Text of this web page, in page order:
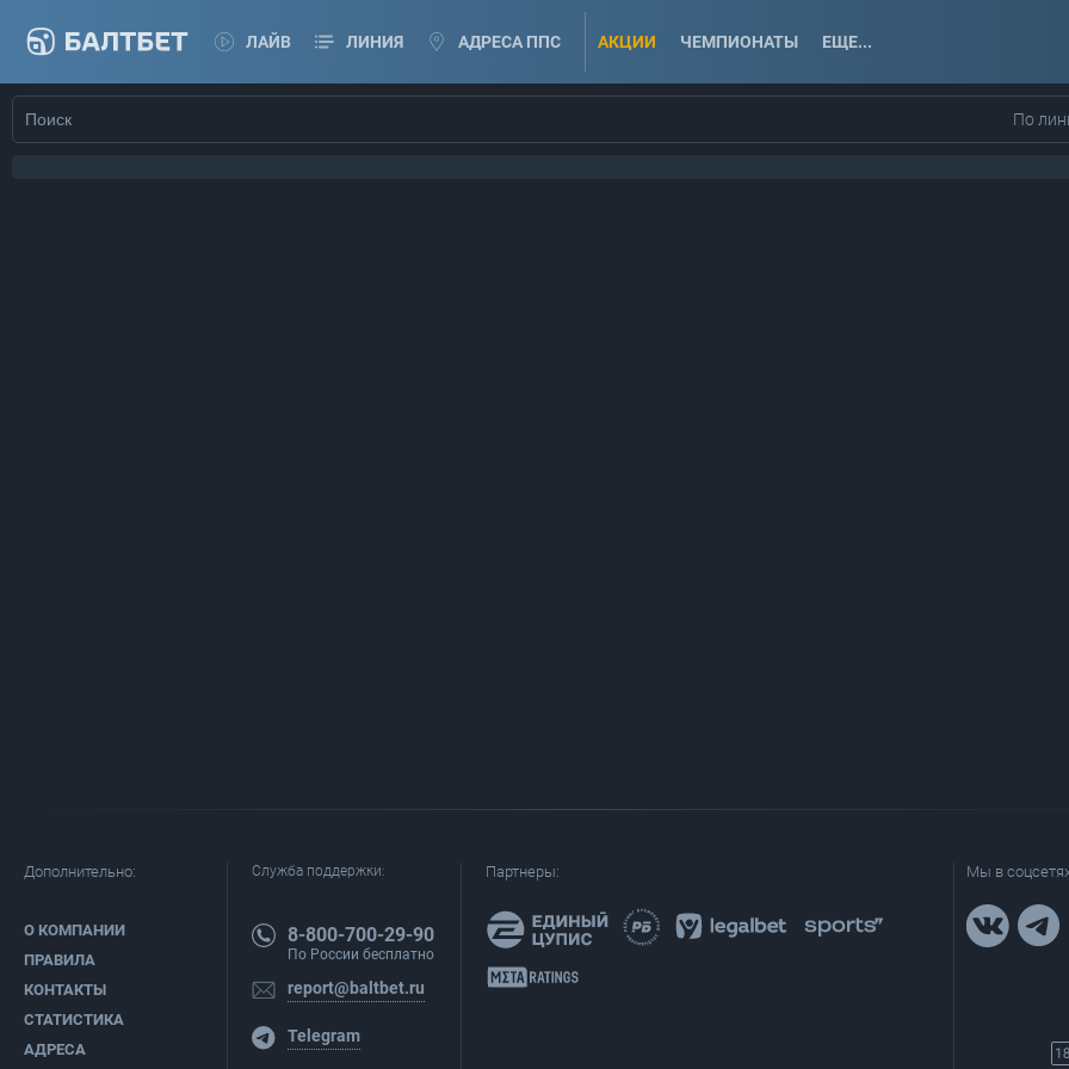
ЛАЙВ ЛИНИЯ АДРЕСА ППС АКЦИИ ЧЕМПИОНАТЫ ЕЩЕ...
По
Дополнительно:
О КОМПАНИИ
ПРАВИЛА
КОНТАКТЫ
СТАТИСТИКА
АДРЕСА
Служба поддержки:
8-800-700-29-90
По России бесплатно
report@baltbet.ru
Telegram
Партнеры: Мы в